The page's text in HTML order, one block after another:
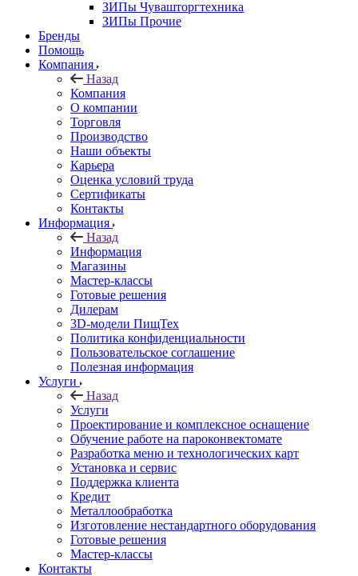
ЗИПы Чувашторгтехника
ЗИПы Прочие
Бренды
Помощь
Компания
Назад
Компания
О компании
Торговля
Производство
Наши объекты
Карьера
Оценка условий труда
Сертификаты
Контакты
Информация
Назад
Информация
Магазины
Мастер-классы
Готовые решения
Дилерам
3D-модели ПищТех
Политика конфиденциальности
Пользовательское соглашение
Полезная информация
Услуги
Назад
Услуги
Проектирование и комплексное оснащение
Обучение работе на пароконвектомате
Разработка меню и технологических карт
Установка и сервис
Поддержка клиента
Кредит
Металлообработка
Изготовление нестандартного оборудования
Готовые решения
Мастер-классы
Контакты